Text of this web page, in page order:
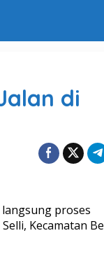
di
proses
, Kecamatan